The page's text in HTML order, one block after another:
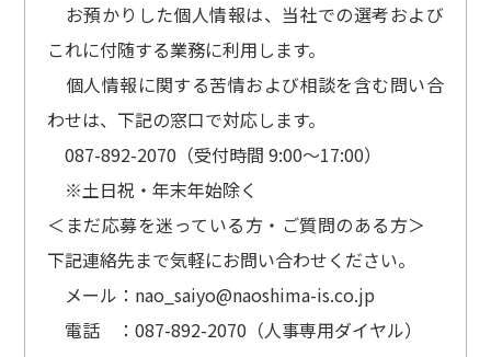
お預かりした個人情報は、当社での選考および
これに付随する業務に利用します。
個人情報に関する苦情および相談を含む問い合
わせは、下記の窓口で対応します。
087-892-2070（受付時間 9:00～17:00）
※土日祝・年末年始除く
＜まだ応募を迷っている方・ご質問のある方＞
下記連絡先まで気軽にお問い合わせください。
メール：nao_saiyo@naoshima-is.co.jp
電話 ：087-892-2070（人事専用ダイヤル）